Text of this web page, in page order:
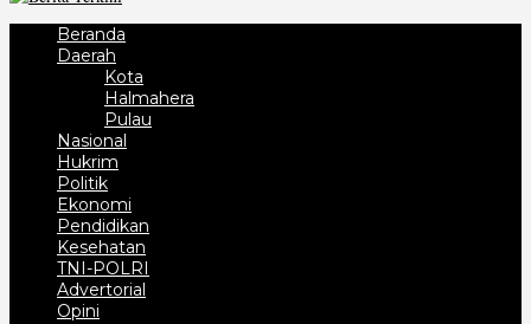
Beranda
Daerah
Kota
Halmahera
Pulau
Nasional
Hukrim
Politik
Ekonomi
Pendidikan
Kesehatan
TNI-POLRI
Advertorial
Opini